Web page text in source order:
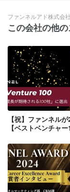
ファンネルアド株式会社
この会社の他
【祝】ファンネル
【ベストベンチャ
る100社”に選ばれ
は